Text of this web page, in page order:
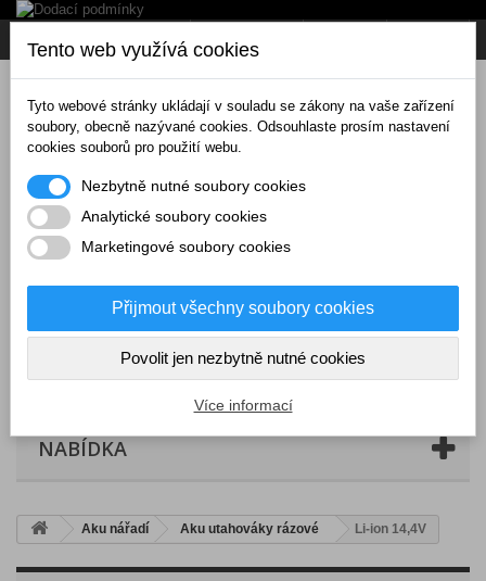
Košík (prázdný)
NABÍDKA
Aku nářadí Aku utahováky rázové Li-ion 14,4V
Tento web využívá cookies
Tyto webové stránky ukládají v souladu se zákony na vaše zařízení
soubory, obecně nazývané cookies. Odsouhlaste prosím nastavení
cookies souborů pro použití webu.
Nezbytně nutné soubory cookies
Analytické soubory cookies
Marketingové soubory cookies
Přijmout všechny soubory cookies
Povolit jen nezbytně nutné cookies
Více informací